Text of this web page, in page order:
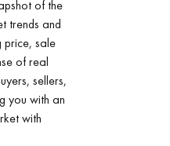
of the
trends and
price, sale
of real
sellers,
you with an
with